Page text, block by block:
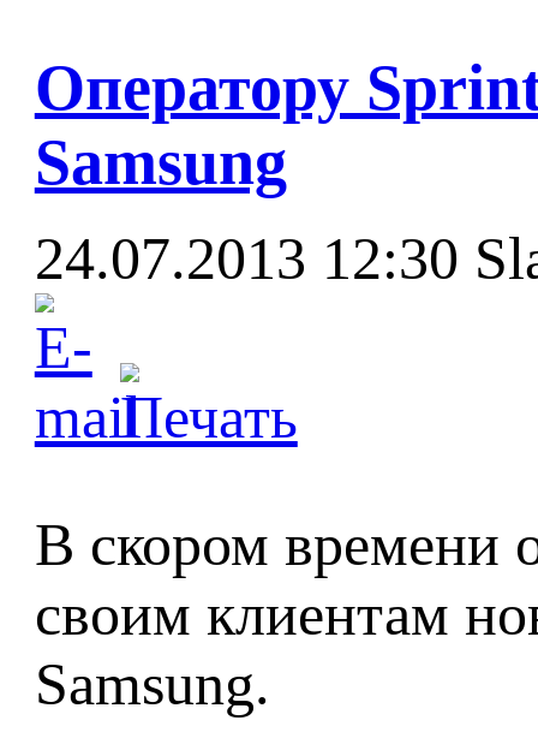
Оператору
Samsung
24.07.2013 12:30
В скором времени
своим клиентам
Samsung.